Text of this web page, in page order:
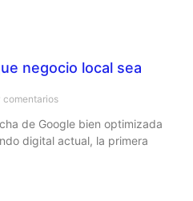
negocio local sea
comentarios
de Google bien optimizada
digital actual, la primera